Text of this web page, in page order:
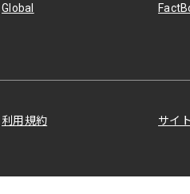
Global
利用規約 サイ